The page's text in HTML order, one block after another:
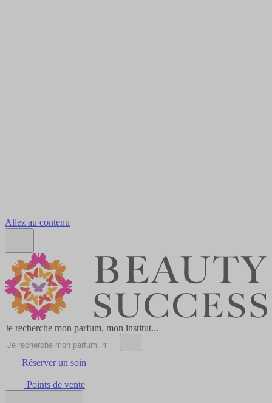
Allez au contenu
Je recherche mon parfum, mon institut...
Réserver un soin
Points de vente